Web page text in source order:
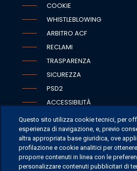
COOKIE
WHISTLEBLOWING
ARBITRO ACF
RECLAMI
TRASPARENZA
SICUREZZA
PSD2
ACCESSIBILITÀ
SEDI
CONTATTI
Questo sito utilizza cookie tecnici, per
esperienza di navigazione, e, previo
altra appropriata base giuridica, ove
profilazione e cookie analitici per
proporre contenuti in linea con le
personalizzare contenuti pubblicitari di